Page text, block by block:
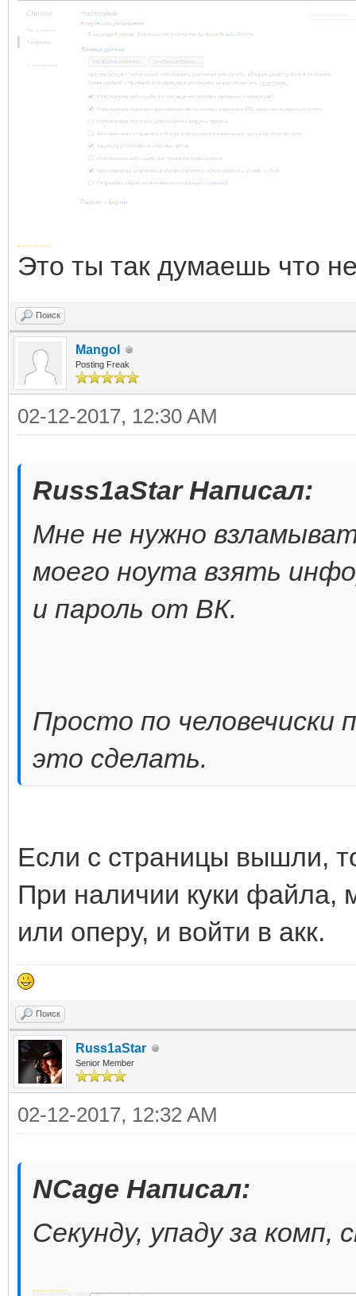
Добавлено через 4 минуты
Это ты так думаешь что
Поиск
Mangol
Posting Freak
02-12-2017, 12:30 AM
Russ1aStar Написал:
Мне не нужно
моего ноута взять
и пароль от ВК.
Просто по человечиски
это сделать.
Если с страницы вышли,
При наличии куки файла,
или оперу, и войти в акк.
Поиск
Russ1aStar
Senior Member
02-12-2017, 12:32 AM
NCage Написал:
Секунду, упаду за комп,
Добавлено через 1 минуту